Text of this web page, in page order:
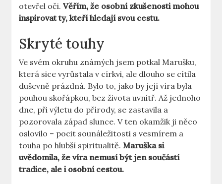
otevřel oči.Věřím, že osobní zkušenosti mohou
inspirovat ty, kteří hledají svou cestu.
Skryté touhy
Ve svém okruhu známých jsem potkal Marušku,
která sice vyrůstala v církvi, ale dlouho se cítila
duševně prázdná. Bylo to, jako by její víra byla
pouhou skořápkou, bez života uvnitř. Až jednoho
dne, při výletu do přírody, se zastavila a
pozorovala západ slunce. V ten okamžik ji něco
oslovilo – pocit sounáležitosti s vesmírem a
touha po hlubší spiritualitě.Maruška si
uvědomila, že víra nemusí být jen součástí
tradice, ale i osobní cestou.